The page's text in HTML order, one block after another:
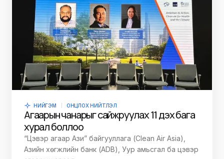
НИЙГЭМ ОНЦЛОХ НИЙТЛЭЛ
Агаарын чанарыг сайжруулах 11 дэх бага
хурал боллоо
“Цэвэр агаар Ази” байгууллага (Clean Air Asia),
Азийн хөгжлийн банк (АDB), Уур амьсгал ба цэвэр